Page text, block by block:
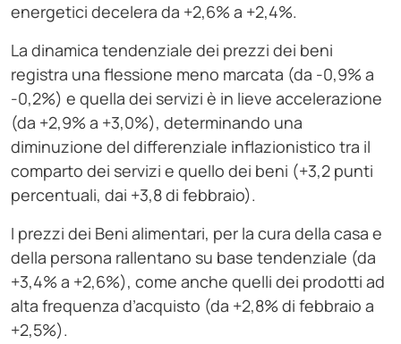
energetici decelera da +2,6% a +2,4%.
La dinamica tendenziale dei prezzi dei beni
registra una flessione meno marcata (da -0,9% a
-0,2%) e quella dei servizi è in lieve accelerazione
(da +2,9% a +3,0%), determinando una
diminuzione del differenziale inflazionistico tra il
comparto dei servizi e quello dei beni (+3,2 punti
percentuali, dai +3,8 di febbraio).
I prezzi dei Beni alimentari, per la cura della casa e
della persona rallentano su base tendenziale (da
+3,4% a +2,6%), come anche quelli dei prodotti ad
alta frequenza d’acquisto (da +2,8% di febbraio a
+2,5%).